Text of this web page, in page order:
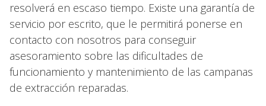
resolverá en escaso tiempo. Existe una garantía de
servicio por escrito, que le permitirá ponerse en
contacto con nosotros para conseguir
asesoramiento sobre las dificultades de
funcionamiento y mantenimiento de las campanas
de extracción reparadas.